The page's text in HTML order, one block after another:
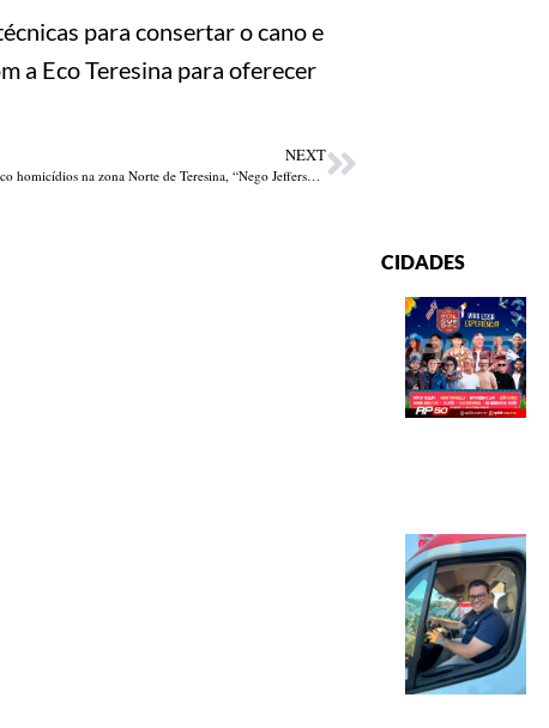
para consertar o cano e
a Eco Teresina para oferecer
NEXT
Investigado por cinco homicídios na zona Norte de Teresina, “Nego Jefferson” é preso em São Paulo
CIDADES